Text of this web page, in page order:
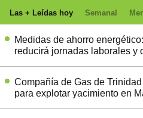
Las + Leídas hoy Semanal
Medidas de ahorro
reducirá jornadas laborales y
Compañía de Gas de
para explotar yacimiento en